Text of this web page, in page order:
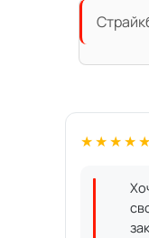
★★★★★